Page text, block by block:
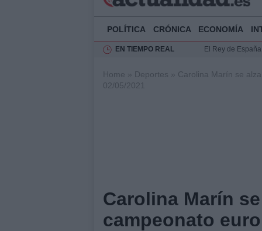
POLÍTICA CRÓNICA ECONOMÍA
EN TIEMPO REAL
El Rey de
Análisis de la
Home » Deportes » Carolina Marín se
02/05/2021
Carolina Marín
campeonato